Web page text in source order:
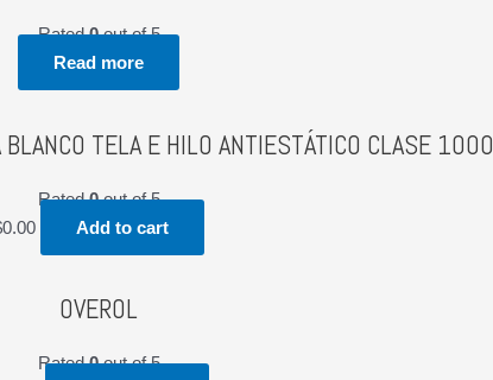
Rated0out of 5
Read more
BLANCO TELA E HILO ANTIESTÁTICO CLASE 1000
Rated0out of 5
0.00 Add to cart
OVEROL
Rated0out of 5